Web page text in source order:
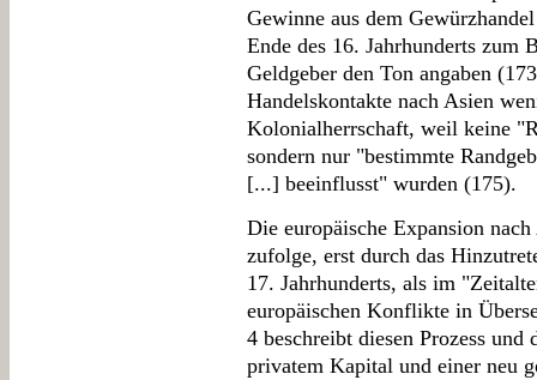
Gewinne aus dem
Ende des 16. Jahrhunderts zum
Geldgeber den Ton angaben
Handelskontakte nach Asien
Kolonialherrschaft, weil keine
sondern nur "bestimmte
[...] beeinflusst" wurden (175).
Die europäische Expansion
zufolge, erst durch das
17. Jahrhunderts, als im
europäischen Konflikte in
4 beschreibt diesen Prozess
privatem Kapital und einer neu